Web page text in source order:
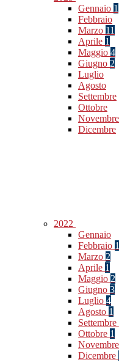
Gennaio 1
Febbraio
Marzo 11
Aprile 1
Maggio 4
Giugno 2
Luglio
Agosto
Settembre
Ottobre
Novembre
Dicembre
2022
Gennaio
Febbraio 1
Marzo 2
Aprile 1
Maggio 2
Giugno 3
Luglio 4
Agosto 1
Settembre
Ottobre 1
Novembre
Dicembre